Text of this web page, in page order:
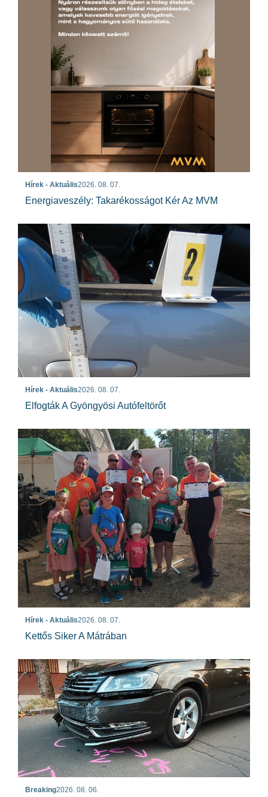
Hírek - Aktuális2026. 08. 07.
Energiaveszély: Takarékosságot Kér Az MVM
Hírek - Aktuális2026. 08. 07.
Elfogták A Gyöngyösi Autófeltörőt
Hírek - Aktuális2026. 08. 07.
Kettős Siker A Mátrában
Breaking2026. 08. 06.